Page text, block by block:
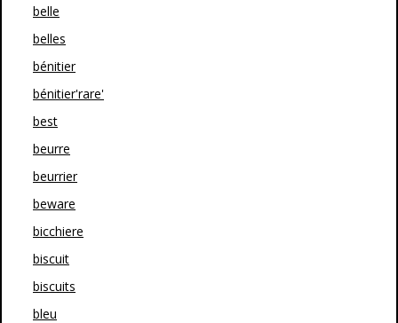
belle
belles
bénitier
bénitier'rare'
best
beurre
beurrier
beware
bicchiere
biscuit
biscuits
bleu